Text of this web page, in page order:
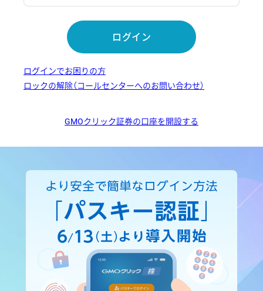
ログイン
ログインでお困りの方
ロックの解除（コールセンターへのお問い合わせ）
GMOクリック証券の口座を開設する